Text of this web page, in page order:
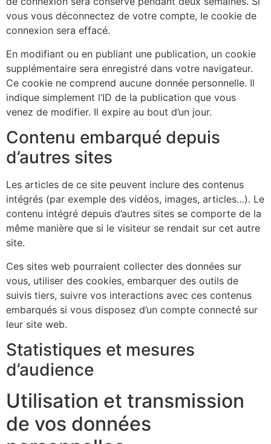
vous vous déconnectez de votre compte, le cookie de
connexion sera effacé.
En modifiant ou en publiant une publication, un cookie
supplémentaire sera enregistré dans votre navigateur.
Ce cookie ne comprend aucune donnée personnelle. Il
indique simplement l’ID de la publication que vous
venez de modifier. Il expire au bout d’un jour.
Contenu embarqué depuis
d’autres sites
Les articles de ce site peuvent inclure des contenus
intégrés (par exemple des vidéos, images, articles…). Le
contenu intégré depuis d’autres sites se comporte de la
même manière que si le visiteur se rendait sur cet autre
site.
Ces sites web pourraient collecter des données sur
vous, utiliser des cookies, embarquer des outils de
suivis tiers, suivre vos interactions avec ces contenus
embarqués si vous disposez d’un compte connecté sur
leur site web.
Statistiques et mesures
d’audience
Utilisation et transmission
de vos données